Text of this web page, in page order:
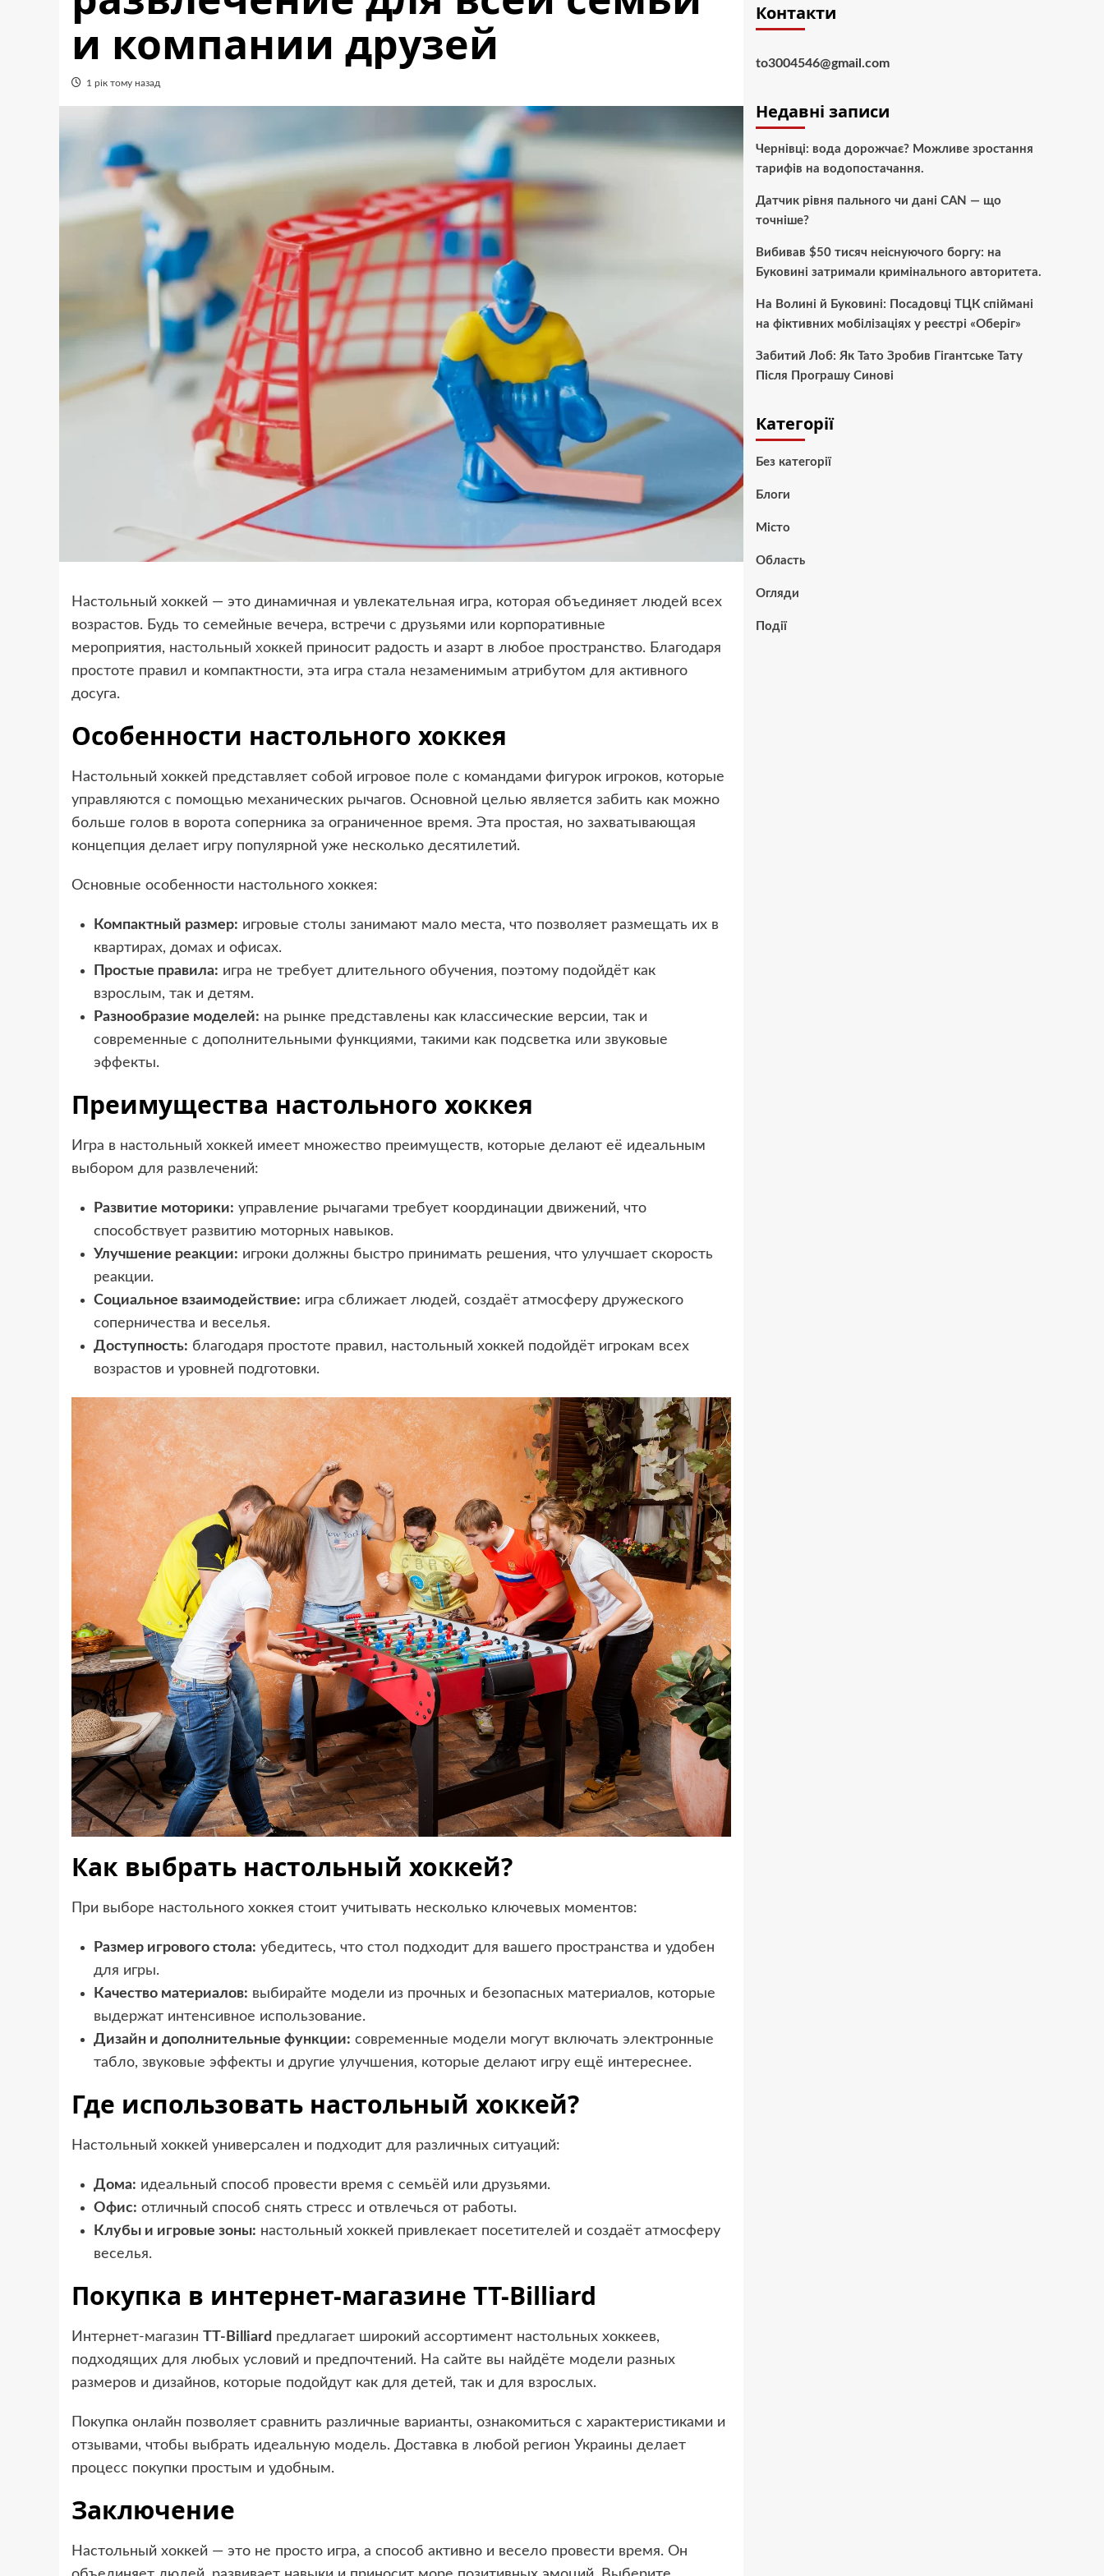
и компании друзей
1 рік тому назад
Настольный хоккей — это динамичная и увлекательная игра, которая объединяет людей всех
возрастов. Будь то семейные вечера, встречи с друзьями или корпоративные
мероприятия, настольный хоккей приносит радость и азарт в любое пространство. Благодаря
простоте правил и компактности, эта игра стала незаменимым атрибутом для активного
досуга.
Особенности настольного хоккея
Настольный хоккей представляет собой игровое поле с командами фигурок игроков, которые
управляются с помощью механических рычагов. Основной целью является забить как можно
больше голов в ворота соперника за ограниченное время. Эта простая, но захватывающая
концепция делает игру популярной уже несколько десятилетий.
Основные особенности настольного хоккея:
Компактный размер: игровые столы занимают мало места, что позволяет размещать их в
квартирах, домах и офисах.
Простые правила: игра не требует длительного обучения, поэтому подойдёт как
взрослым, так и детям.
Разнообразие моделей: на рынке представлены как классические версии, так и
современные с дополнительными функциями, такими как подсветка или звуковые
эффекты.
Преимущества настольного хоккея
Игра в настольный хоккей имеет множество преимуществ, которые делают её идеальным
выбором для развлечений:
Развитие моторики: управление рычагами требует координации движений, что
способствует развитию моторных навыков.
Улучшение реакции: игроки должны быстро принимать решения, что улучшает скорость
реакции.
Социальное взаимодействие: игра сближает людей, создаёт атмосферу дружеского
соперничества и веселья.
Доступность: благодаря простоте правил, настольный хоккей подойдёт игрокам всех
возрастов и уровней подготовки.
Как выбрать настольный хоккей?
При выборе настольного хоккея стоит учитывать несколько ключевых моментов:
Размер игрового стола: убедитесь, что стол подходит для вашего пространства и удобен
для игры.
Качество материалов: выбирайте модели из прочных и безопасных материалов, которые
выдержат интенсивное использование.
Дизайн и дополнительные функции: современные модели могут включать электронные
табло, звуковые эффекты и другие улучшения, которые делают игру ещё интереснее.
Где использовать настольный хоккей?
Настольный хоккей универсален и подходит для различных ситуаций:
Дома: идеальный способ провести время с семьёй или друзьями.
Офис: отличный способ снять стресс и отвлечься от работы.
Клубы и игровые зоны: настольный хоккей привлекает посетителей и создаёт атмосферу
веселья.
Покупка в интернет-магазине TT-Billiard
Интернет-магазин TT-Billiard предлагает широкий ассортимент настольных хоккеев,
подходящих для любых условий и предпочтений. На сайте вы найдёте модели разных
размеров и дизайнов, которые подойдут как для детей, так и для взрослых.
Покупка онлайн позволяет сравнить различные варианты, ознакомиться с характеристиками и
отзывами, чтобы выбрать идеальную модель. Доставка в любой регион Украины делает
процесс покупки простым и удобным.
Заключение
Настольный хоккей — это не просто игра, а способ активно и весело провести время. Он
Контакти
to3004546@gmail.com
Недавні записи
Чернівці: вода дорожчає? Можливе зростання
тарифів на водопостачання.
Датчик рівня пального чи дані CAN — що
точніше?
Вибивав $50 тисяч неіснуючого боргу: на
Буковині затримали кримінального авторитета.
На Волині й Буковині: Посадовці ТЦК спіймані
на фіктивних мобілізаціях у реєстрі «Оберіг»
Забитий Лоб: Як Тато Зробив Гігантське Тату
Після Програшу Синові
Категорії
Без категорії
Блоги
Місто
Область
Огляди
Події